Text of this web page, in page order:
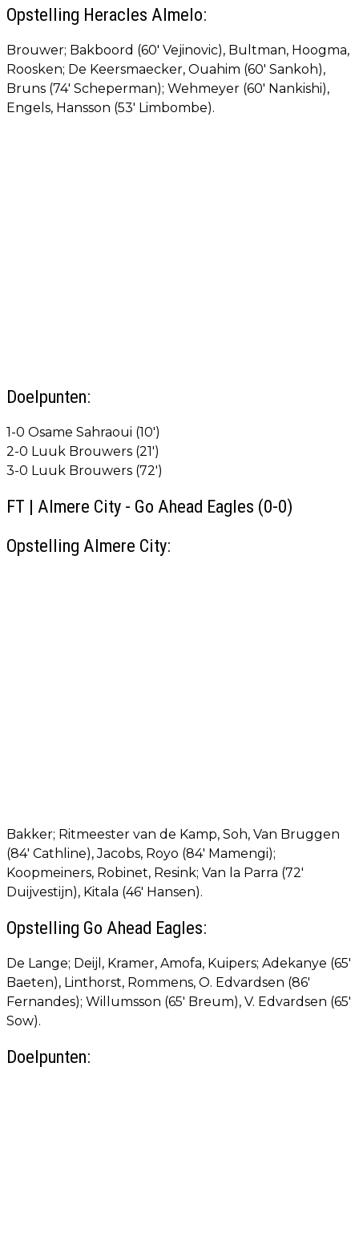
Opstelling Heracles Almelo:
Brouwer; Bakboord (60' Vejinovic), Bultman, Hoogma,
Roosken; De Keersmaecker, Ouahim (60' Sankoh),
Bruns (74' Scheperman); Wehmeyer (60' Nankishi),
Engels, Hansson (53' Limbombe).
Doelpunten:
1-0 Osame Sahraoui (10')
2-0 Luuk Brouwers (21')
3-0 Luuk Brouwers (72')
FT | Almere City - Go Ahead Eagles (0-0)
Opstelling Almere City:
Bakker; Ritmeester van de Kamp, Soh, Van Bruggen
(84' Cathline), Jacobs, Royo (84' Mamengi);
Koopmeiners, Robinet, Resink; Van la Parra (72'
Duijvestijn), Kitala (46' Hansen).
Opstelling Go Ahead Eagles:
De Lange; Deijl, Kramer, Amofa, Kuipers; Adekanye (65'
Baeten), Linthorst, Rommens, O. Edvardsen (86'
Fernandes); Willumsson (65' Breum), V. Edvardsen (65'
Sow).
Doelpunten: